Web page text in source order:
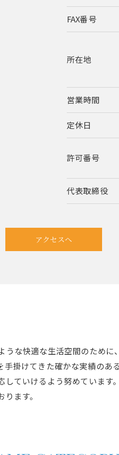
FAX番号
所在地
営業時間
定休日
許可番号
代表取締役
アクセスへ
な快適な生活空間のため
掛けてきた確かな実績の
ていけるよう努めていま
ます。